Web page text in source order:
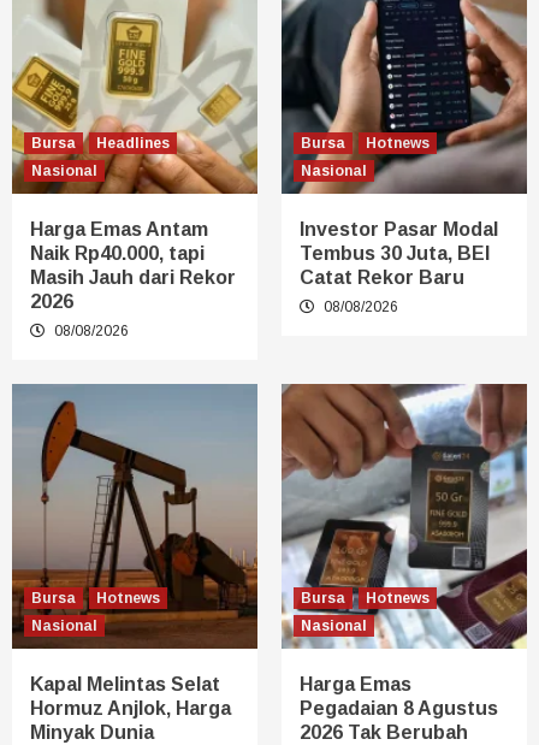
Bursa
Headlines
Nasional
Harga Emas Antam
Naik Rp40.000, tapi
Masih Jauh dari Rekor
2026
08/08/2026
Bursa
Hotnews
Nasional
Investor Pasar Modal
Tembus 30 Juta, BEI
Catat Rekor Baru
08/08/2026
Bursa
Hotnews
Nasional
Kapal Melintas Selat
Hormuz Anjlok, Harga
Minyak Dunia
Bursa
Hotnews
Nasional
Harga Emas
Pegadaian 8 Agustus
2026 Tak Berubah